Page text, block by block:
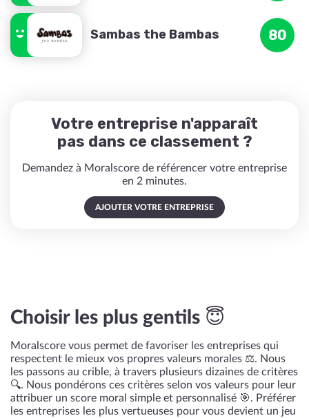
Sambas the Bambas 80
Votre entreprise n'apparaît
pas dans ce classement ?
Demandez à Moralscore de référencer votre entreprise
en 2 minutes.
AJOUTER VOTRE ENTREPRISE
Choisir les plus gentils 😇
Moralscore vous permet de favoriser les entreprises qui
respectent le mieux vos propres valeurs morales ⚖️. Nous
les passons au crible, à travers plusieurs dizaines de critères
🔍. Nous pondérons ces critères selon vos valeurs pour leur
attribuer un score moral simple et personnalisé 🎯. Préférer
les entreprises les plus vertueuses pour vous devient un jeu